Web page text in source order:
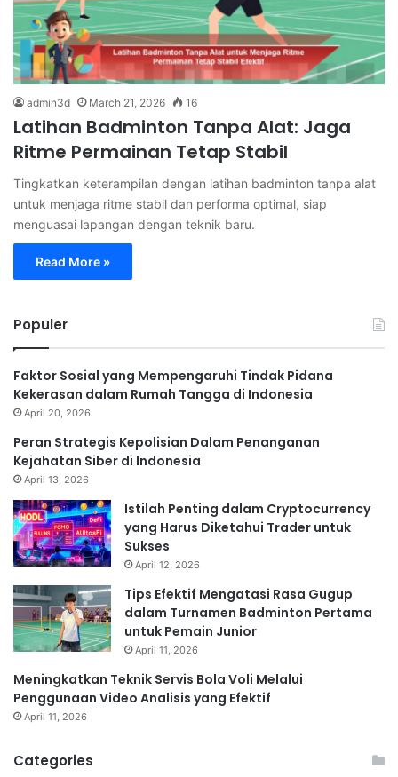
admin3d March 21, 2026 16
Latihan Badminton Tanpa Alat: Jaga
Ritme Permainan Tetap Stabil
Tingkatkan keterampilan dengan latihan badminton tanpa alat
untuk menjaga ritme stabil dan performa optimal, siap
menguasai lapangan dengan teknik baru.
Read More »
Populer
Faktor Sosial yang Mempengaruhi Tindak Pidana
Kekerasan dalam Rumah Tangga di Indonesia
April 20, 2026
Peran Strategis Kepolisian Dalam Penanganan
Kejahatan Siber di Indonesia
April 13, 2026
Istilah Penting dalam Cryptocurrency
yang Harus Diketahui Trader untuk
Sukses
April 12, 2026
Tips Efektif Mengatasi Rasa Gugup
dalam Turnamen Badminton Pertama
untuk Pemain Junior
April 11, 2026
Meningkatkan Teknik Servis Bola Voli Melalui
Penggunaan Video Analisis yang Efektif
April 11, 2026
Categories